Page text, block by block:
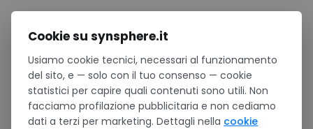
Salta al contenuto
Home / Notizie
Microsoft Cloud for Sovereignty arriva in Italia: cosa
cambia per le PMI
NEWS
Cookie su synsphere.it
Usiamo cookie tecnici, necessari al funzionamento
del sito, e — solo con il tuo consenso — cookie
statistici per capire quali contenuti sono utili. Non
facciamo profilazione pubblicitaria e non cediamo
dati a terzi per marketing. Dettagli nella cookie